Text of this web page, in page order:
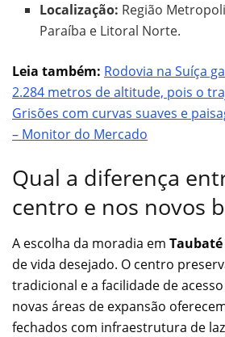
Localização: Região
Paraíba e Litoral Norte.
Leia também: Rodovia na Suíça
2.284 metros de altitude, pois o
Grisões com curvas suaves e
– Monitor do Mercado
Qual a diferença
centro e nos novos
A escolha da moradia em Taubaté
de vida desejado. O centro
tradicional e a facilidade de
novas áreas de expansão
fechados com infraestrutura de